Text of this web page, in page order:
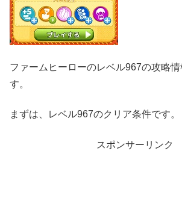
ファームヒーローのレベル967の攻略情
す。
まずは、レベル967のクリア条件です。
スポンサーリンク